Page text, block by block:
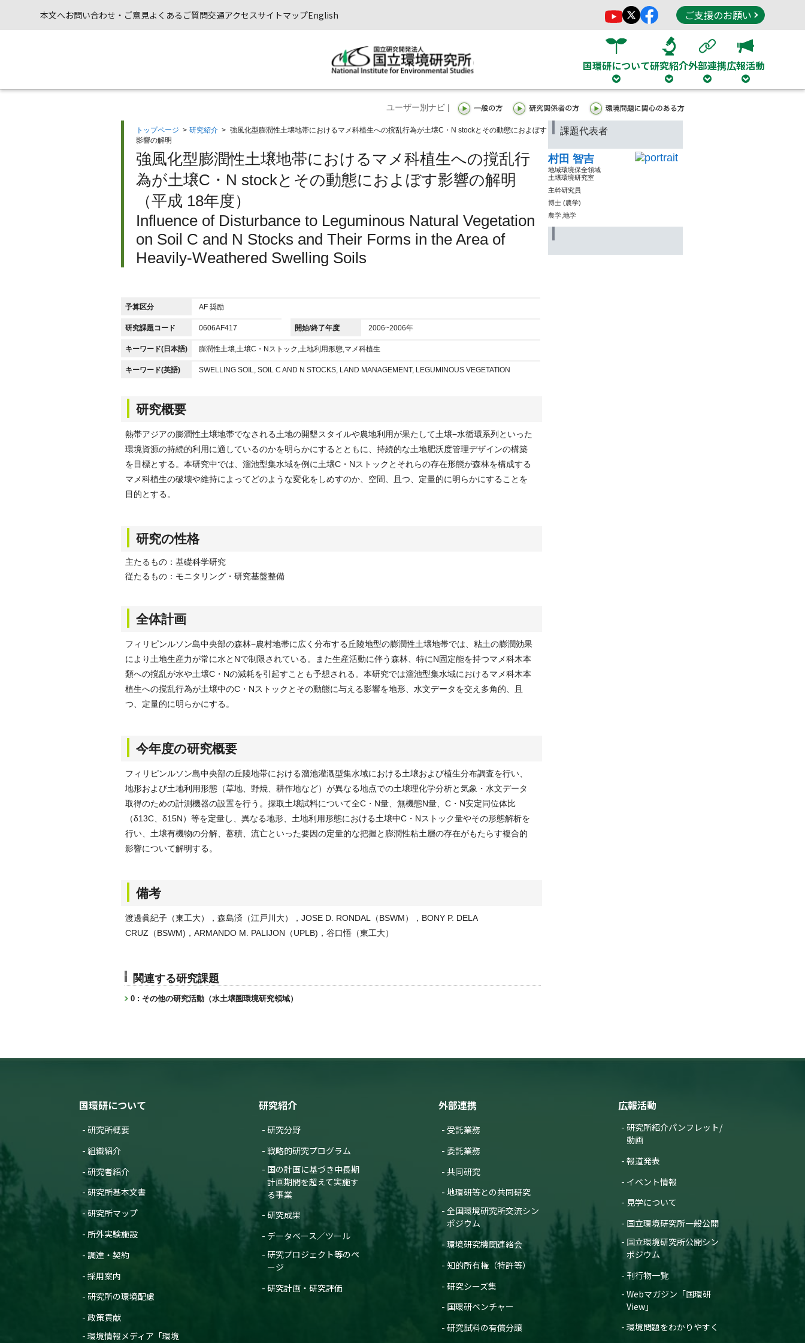
本文へお問い合わせ・ご意見よくあるご質問交通アクセスサイトマップEnglish ご支援のお願い
国環研について研究紹介外部連携広報活動
ユーザー別ナビ |
トップページ > 研究紹介 > 強風化型膨潤性土壌地帯におけるマメ科植生への撹乱行為が土壌C・N stockとその動態におよぼす
影響の解明
強風化型膨潤性土壌地帯におけるマメ科植生への撹乱行
為が土壌C・N stockとその動態におよぼす影響の解明
（平成 18年度）
Influence of Disturbance to Leguminous Natural Vegetation
on Soil C and N Stocks and Their Forms in the Area of
Heavily-Weathered Swelling Soils
予算区分 AF 奨励
研究課題コード 0606AF417 開始/終了年度 2006~2006年
キーワード(日本語) 膨潤性土壌,土壌C・Nストック,土地利用形態,マメ科植生
キーワード(英語) SWELLING SOIL, SOIL C AND N STOCKS, LAND MANAGEMENT, LEGUMINOUS VEGETATION
研究概要
熱帯アジアの膨潤性土壌地帯でなされる土地の開墾スタイルや農地利用が果たして土壌−水循環系列といった
環境資源の持続的利用に適しているのかを明らかにするとともに、持続的な土地肥沃度管理デザインの構築
を目標とする。本研究中では、溜池型集水域を例に土壌C・Nストックとそれらの存在形態が森林を構成する
マメ科植生の破壊や維持によってどのような変化をしめすのか、空間、且つ、定量的に明らかにすることを
目的とする。
研究の性格
主たるもの：基礎科学研究
従たるもの：モニタリング・研究基盤整備
全体計画
フィリピンルソン島中央部の森林−農村地帯に広く分布する丘陵地型の膨潤性土壌地帯では、粘土の膨潤効果
により土地生産力が常に水とNで制限されている。また生産活動に伴う森林、特にN固定能を持つマメ科木本
類への撹乱が水や土壌C・Nの減耗を引起すことも予想される。本研究では溜池型集水域におけるマメ科木本
植生への撹乱行為が土壌中のC・Nストックとその動態に与える影響を地形、水文データを交え多角的、且
つ、定量的に明らかにする。
今年度の研究概要
フィリピンルソン島中央部の丘陵地帯における溜池灌漑型集水域における土壌および植生分布調査を行い、
地形および土地利用形態（草地、野焼、耕作地など）が異なる地点での土壌理化学分析と気象・水文データ
取得のための計測機器の設置を行う。採取土壌試料について全C・N量、無機態N量、C・N安定同位体比
（δ13C、δ15N）等を定量し、異なる地形、土地利用形態における土壌中C・Nストック量やその形態解析を
行い、土壌有機物の分解、蓄積、流亡といった要因の定量的な把握と膨潤性粘土層の存在がもたらす複合的
影響について解明する。
備考
渡邊眞紀子（東工大），森島済（江戸川大），JOSE D. RONDAL（BSWM），BONY P. DELA
CRUZ（BSWM)，ARMANDO M. PALIJON（UPLB)，谷口悟（東工大）
関連する研究課題
0 : その他の研究活動（水土壌圏環境研究領域）
課題代表者
村田 智吉
地域環境保全領域
土壌環境研究室
主幹研究員
博士 (農学)
農学,地学
国環研について
研究所概要
組織紹介
研究者紹介
研究所基本文書
研究所マップ
所外実験施設
調達・契約
採用案内
研究所の環境配慮
政策貢献
環境情報メディア「環境
研究紹介
研究分野
戦略的研究プログラム
国の計画に基づき中長期
計画期間を超えて実施す
る事業
研究成果
データベース／ツール
研究プロジェクト等のペ
ージ
研究計画・研究評価
外部連携
受託業務
委託業務
共同研究
地環研等との共同研究
全国環境研究所交流シン
ポジウム
環境研究機関連絡会
知的所有権（特許等）
研究シーズ集
国環研ベンチャー
研究試料の有償分譲
広報活動
研究所紹介パンフレット/
動画
報道発表
イベント情報
見学について
国立環境研究所一般公開
国立環境研究所公開シン
ポジウム
刊行物一覧
Webマガジン「国環研
View」
環境問題をわかりやすく